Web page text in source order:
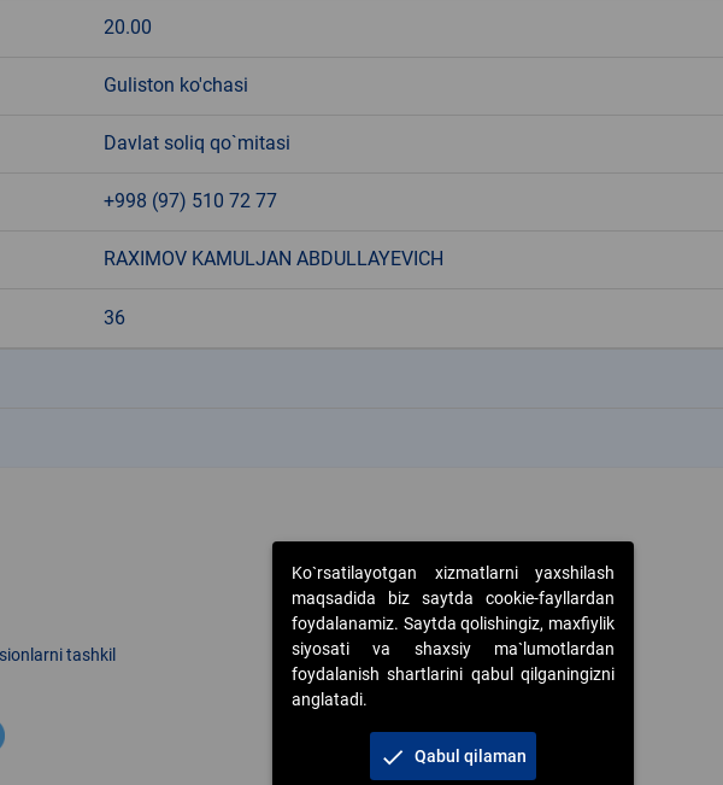
20.00
Guliston ko'chasi
Davlat soliq qo`mitasi
+998 (97) 510 72 77
RAXIMOV KAMULJAN ABDULLAYEVICH
36
tashkil
Ko`rsatilayotgan xizmatlarni yaxshilash
maqsadida biz saytda cookie-fayllardan
foydalanamiz. Saytda qolishingiz, maxfiylik
siyosati va shaxsiy ma`lumotlardan
foydalanish shartlarini qabul qilganingizni
anglatadi.
check Qabul qilaman